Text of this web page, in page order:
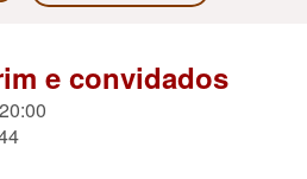
e convidados